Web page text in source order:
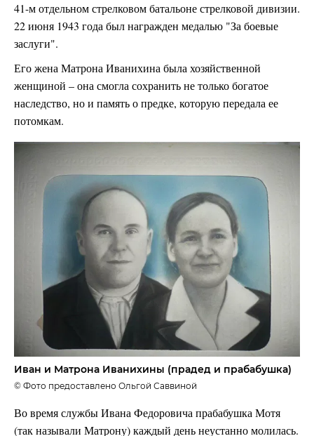
41-м отдельном стрелковом батальоне стрелковой дивизии.
22 июня 1943 года был награжден медалью "За боевые
заслуги".
Его жена Матрона Иванихина была хозяйственной
женщиной – она смогла сохранить не только богатое
наследство, но и память о предке, которую передала ее
потомкам.
Иван и Матрона Иванихины (прадед и прабабушка)
© Фото предоставлено Ольгой Саввиной
Во время службы Ивана Федоровича прабабушка Мотя
(так называли Матрону) каждый день неустанно молилась.